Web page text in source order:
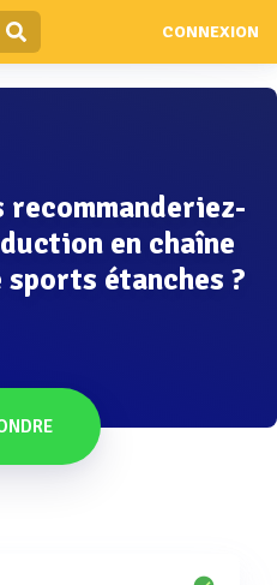
CONNEXION
recommanderiez-
en chaîne
sports étanches ?